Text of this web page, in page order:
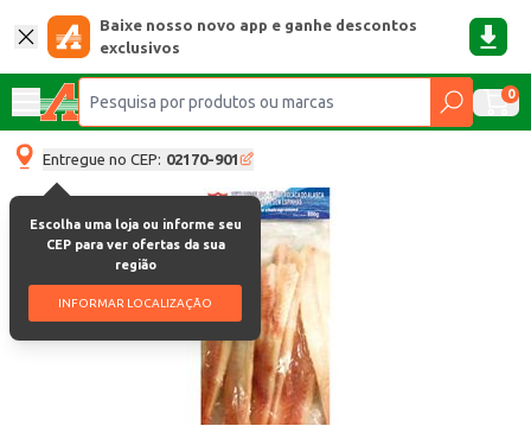
Baixe nosso novo app e ganhe descontos
exclusivos
0
Entregue no CEP: 02170-901
Escolha uma loja ou informe seu
CEP para ver ofertas da sua
região
INFORMAR LOCALIZAÇÃO